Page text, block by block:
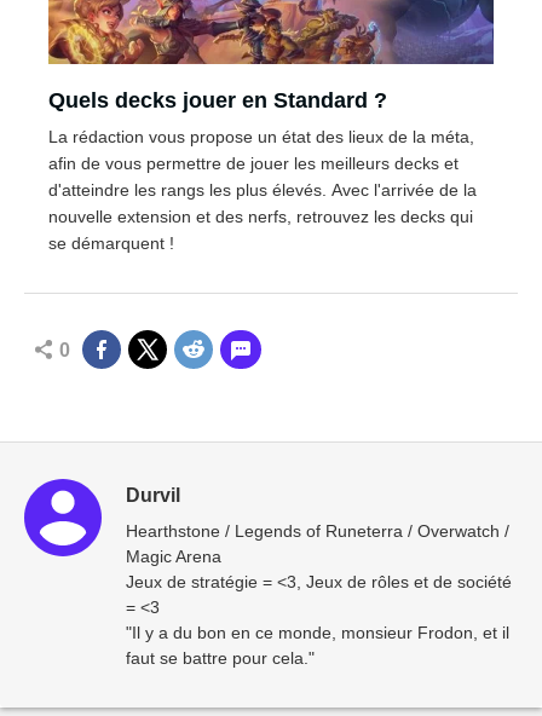
Quels decks jouer en Standard ?
La rédaction vous propose un état des lieux de la méta,
afin de vous permettre de jouer les meilleurs decks et
d'atteindre les rangs les plus élevés. Avec l'arrivée de la
nouvelle extension et des nerfs, retrouvez les decks qui
se démarquent !
0
Durvil
Hearthstone / Legends of Runeterra / Overwatch /
Magic Arena
Jeux de stratégie = <3, Jeux de rôles et de société
= <3
"Il y a du bon en ce monde, monsieur Frodon, et il
faut se battre pour cela."